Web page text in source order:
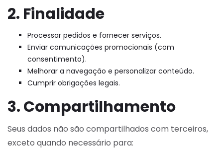
2. Finalidade
Processar pedidos e fornecer serviços.
Enviar comunicações promocionais (com
consentimento).
Melhorar a navegação e personalizar conteúdo.
Cumprir obrigações legais.
3. Compartilhamento
Seus dados não são compartilhados com terceiros,
exceto quando necessário para: